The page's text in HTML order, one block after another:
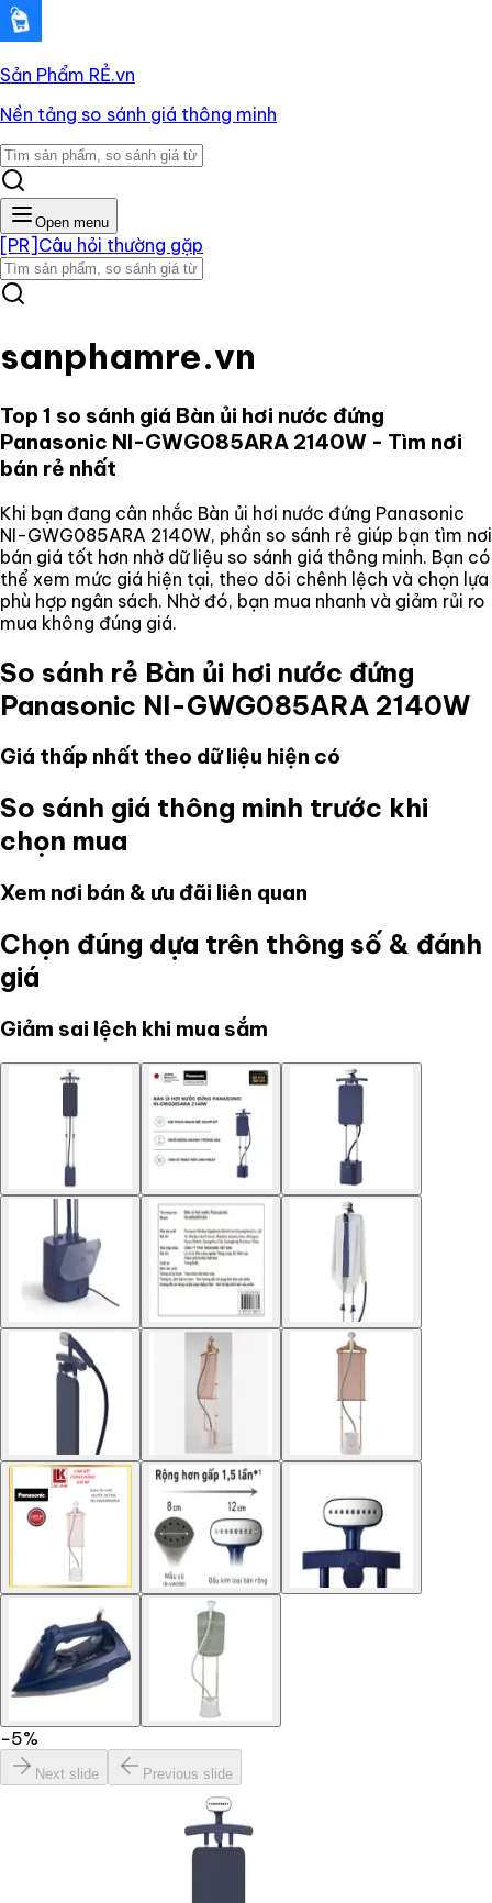
Sản Phẩm RẺ.vn
Nền tảng so sánh giá thông minh
Open menu
[PR] Câu hỏi thường gặp
sanphamre.vn
Top 1 so sánh giá Bàn ủi hơi nước đứng
Panasonic NI-GWG085ARA 2140W - Tìm nơi
bán rẻ nhất
Khi bạn đang cân nhắc Bàn ủi hơi nước đứng Panasonic
NI-GWG085ARA 2140W, phần so sánh rẻ giúp bạn tìm nơi
bán giá tốt hơn nhờ dữ liệu so sánh giá thông minh. Bạn có
thể xem mức giá hiện tại, theo dõi chênh lệch và chọn lựa
phù hợp ngân sách. Nhờ đó, bạn mua nhanh và giảm rủi ro
mua không đúng giá.
So sánh rẻ Bàn ủi hơi nước đứng
Panasonic NI-GWG085ARA 2140W
Giá thấp nhất theo dữ liệu hiện có
So sánh giá thông minh trước khi
chọn mua
Xem nơi bán & ưu đãi liên quan
Chọn đúng dựa trên thông số & đánh
giá
Giảm sai lệch khi mua sắm
−5%
Next slide Previous slide